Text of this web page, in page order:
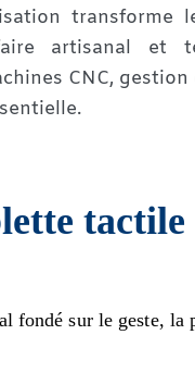
transforme
artisanal et
CNC,
fondé sur le geste, la